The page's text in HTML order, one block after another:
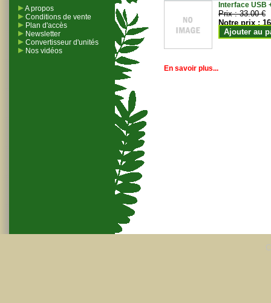
A propos
Conditions de vente
Plan d'accès
Newsletter
Convertisseur d'unités
Nos vidéos
Interface USB
Prix :33.00 €
Notre prix :
Ajouter au
En savoir plus...